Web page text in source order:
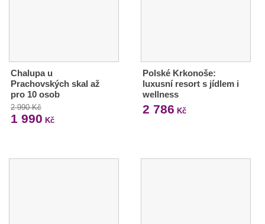
Chalupa u
Prachovských skal až
pro 10 osob
2 990 Kč
1 990 Kč
Polské Krkonoše:
luxusní resort s jídlem i
wellness
2 786 Kč